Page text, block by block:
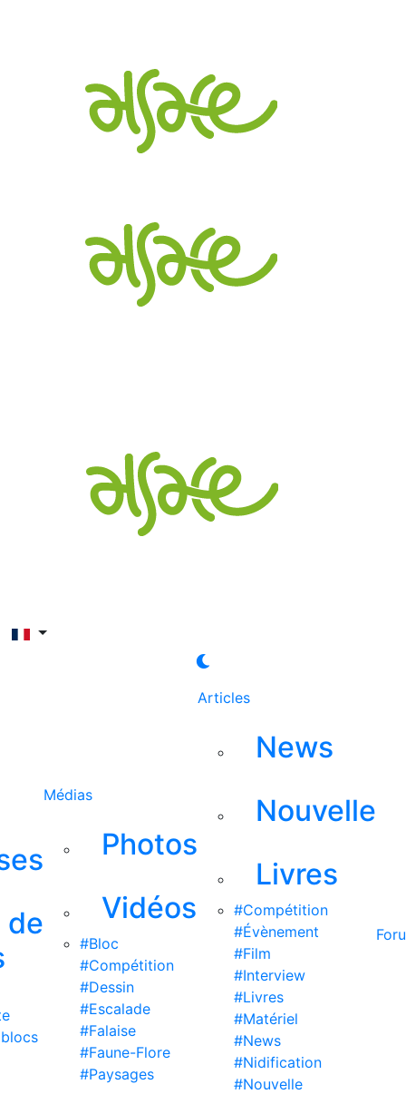
de
Médias
Photos
Vidéos
#Bloc
#Compétition
#Dessin
#Escalade
#Falaise
#Faune-Flore
#Paysages
Articles
News
Nouvelle
Livres
#Compétition
#Évènement
#Film
#Interview
#Livres
#Matériel
#News
#Nidification
#Nouvelle